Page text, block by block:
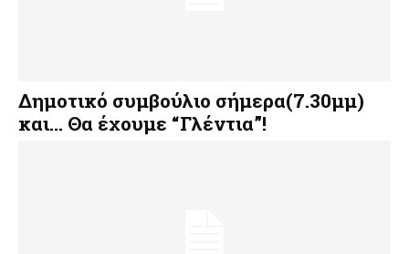
Δημοτικό συμβούλιο σήμερα(7.30μμ)
και… Θα έχουμε “Γλέντια”!